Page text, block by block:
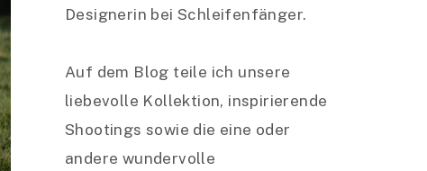
Designerin bei Schleifenfänger.
Auf dem Blog teile ich unsere
liebevolle Kollektion, inspirierende
Shootings sowie die eine oder
andere wundervolle